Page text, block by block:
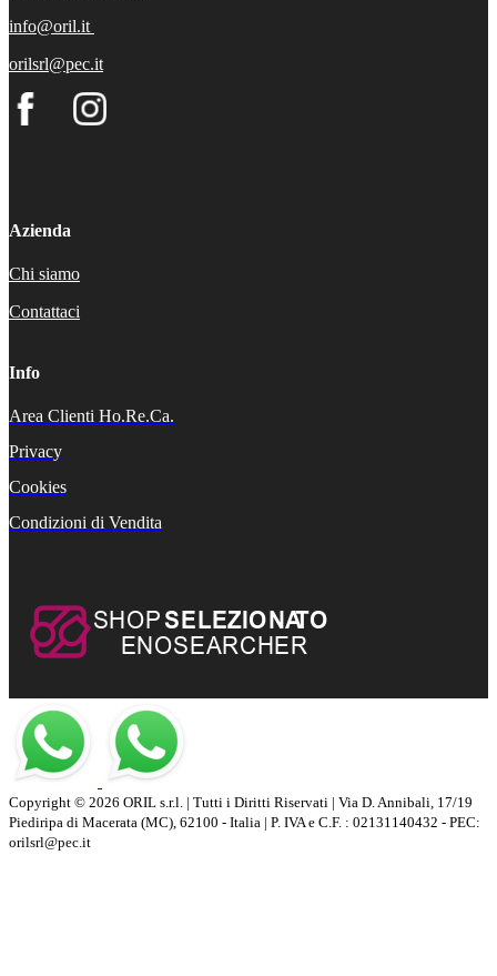
info@oril.it
orilsrl@pec.it
Azienda
Chi siamo
Contattaci
Info
Area Clienti Ho.Re.Ca.
Privacy
Cookies
Condizioni di Vendita
Copyright © 2026 ORIL s.r.l. | Tutti i Diritti Riservati | Via D. Annibali, 17/19
Piediripa di Macerata (MC), 62100 - Italia | P. IVA e C.F. : 02131140432 - PEC:
orilsrl@pec.it